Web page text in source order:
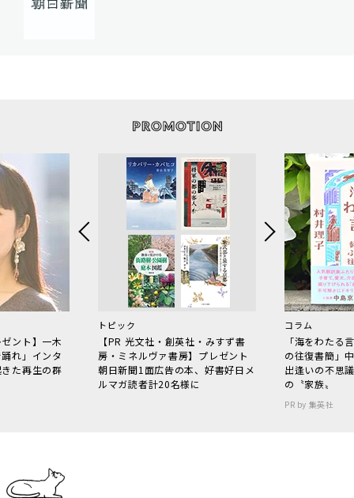
ント】一木
れ」インタ
た再生の群
トピック
【PR 光文社・創英社・みすず書
房・ミネルヴァ書房】プレゼント
朝日新聞1面広告の本、好書好日メ
ルマガ読者計20名様に
コラム
「海をわた
の往復書簡」
出逢いの不思
の〝家族〟
PR by 集英社